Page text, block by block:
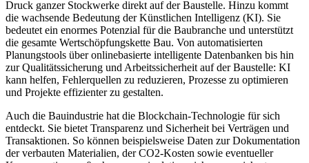
Druck ganzer Stockwerke direkt auf der Baustelle. Hinzu kommt
die wachsende Bedeutung der Künstlichen Intelligenz (KI). Sie
bedeutet ein enormes Potenzial für die Baubranche und unterstützt
die gesamte Wertschöpfungskette Bau. Von automatisierten
Planungstools über onlinebasierte intelligente Datenbanken bis hin
zur Qualitätssicherung und Arbeitssicherheit auf der Baustelle: KI
kann helfen, Fehlerquellen zu reduzieren, Prozesse zu optimieren
und Projekte effizienter zu gestalten.
Auch die Bauindustrie hat die Blockchain-Technologie für sich
entdeckt. Sie bietet Transparenz und Sicherheit bei Verträgen und
Transaktionen. So können beispielsweise Daten zur Dokumentation
der verbauten Materialien, der CO2-Kosten sowie eventueller